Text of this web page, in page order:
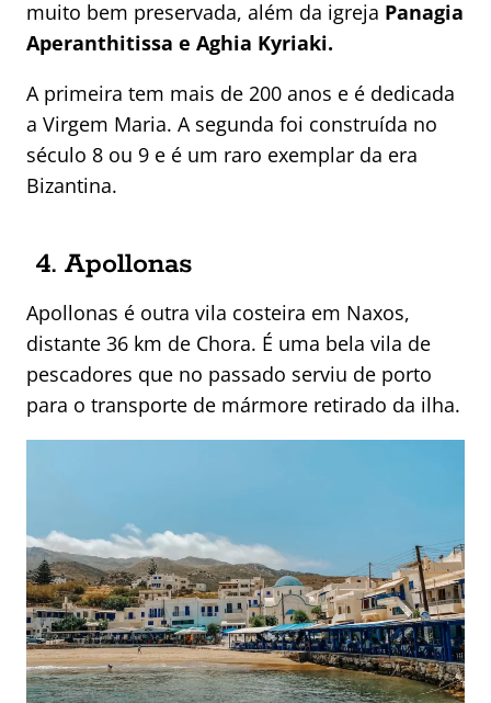
muito bem preservada, além da igreja Panagia
Aperanthitissa e Aghia Kyriaki.
A primeira tem mais de 200 anos e é dedicada
a Virgem Maria. A segunda foi construída no
século 8 ou 9 e é um raro exemplar da era
Bizantina.
4. Apollonas
Apollonas é outra vila costeira em Naxos,
distante 36 km de Chora. É uma bela vila de
pescadores que no passado serviu de porto
para o transporte de mármore retirado da ilha.